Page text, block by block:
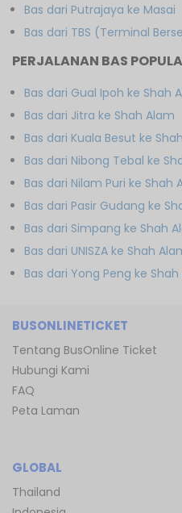
Bas dari Putrajaya ke Masai
Bas dari TBS (Terminal
PERJALANAN BAS
Bas dari Gual Ipoh ke Shah
Bas dari Jitra ke Shah Alam
Bas dari Kuala Besut ke
Bas dari Nibong Tebal ke
Bas dari Nilam Puri ke Shah
Bas dari Pasir Gudang ke
Bas dari Simpang ke Shah
Bas dari UNISZA ke Shah
Bas dari Yong Peng ke
BUSONLINETICKET
Tentang BusOnline Ticket
Hubungi Kami
FAQ
Peta Laman
GLOBAL
Thailand